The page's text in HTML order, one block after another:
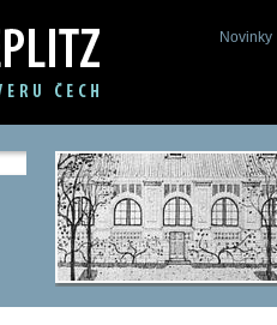
Novinky